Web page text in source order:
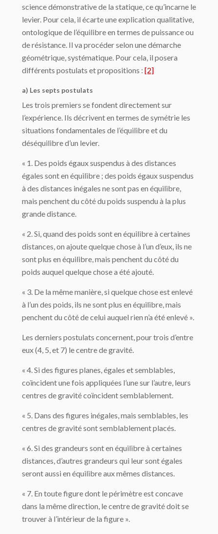
science démonstrative de la sta­tique, ce qu’incarne le
levier. Pour cela, il écarte une explication qualitative,
ontologique de l’équilibre en termes de puissance ou
de résistance. Il va procéder selon une dé­marche
géométrique, systématique. Pour cela, il posera
différents postulats et proposi­tions : [2]
a) Les septs postulats
Les trois premiers se fondent directement sur
l’expérience. Ils décrivent en termes de symétrie les
situations fondamentales de l’équilibre et du
déséquilibre d’un levier.
« 1. Des poids égaux suspendus à des distances
égales sont en équilibre ; des poids égaux suspendus
à des distances inégales ne sont pas en équilibre,
mais penchent du côté du poids suspendu à la plus
grande distance.
« 2. Si, quand des poids sont en équilibre à certaines
distances, on ajoute quelque chose à l’un d’eux, ils ne
sont plus en équilibre, mais penchent du côté du
poids auquel quelque chose a été ajouté.
« 3. De la même manière, si quelque chose est enlevé
à l’un des poids, ils ne sont plus en équilibre, mais
penchent du côté de celui auquel rien n’a été enlevé ».
Les derniers postulats concernent, pour trois d’entre
eux (4, 5, et 7) le centre de gravité.
« 4. Si des figures planes, égales et semblables,
coïncident une fois appliquées l’une sur l’autre, leurs
centres de gravité coïncident semblablement.
« 5. Dans des figures inégales, mais semblables, les
centres de gravité sont semblable­ment placés.
« 6. Si des grandeurs sont en équilibre à certaines
distances, d’autres grandeurs qui leur sont égales
seront aussi en équilibre aux mêmes distances.
« 7. En toute figure dont le périmètre est concave
dans la même direction, le centre de gravité doit se
trouver à l’intérieur de la figure ».